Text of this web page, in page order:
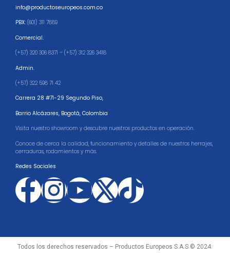
info@productoseuropeos.com.co
PBX: (601) 311 7889
Comercial.
(+57) 320 306 8371 – (+57) 312 326 3418
Admin.
(+57) 322 598 71 42
Carrera 28 #71-29 Segundo Piso,
Barrio Alcázares, Bogotá, Colombia
Visita nuestro showroom y descubre nuestros productos en operación.
Conoce de cerca la calidad, funcionamiento y detalles de nuestros herrajes,
cerraduras, rodamientos y más.
Redes Sociales
Todos los derechos reservados – Productos Europeos S.A.S © 2024.